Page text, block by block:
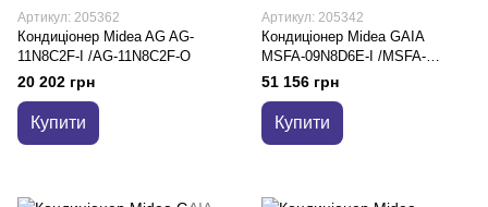
Артикул: 205362
Кондиціонер Midea AG AG-
11N8C2F-I /AG-11N8C2F-O
20 202 грн
Купити
Артикул: 205342
Кондиціонер Midea GAIA
MSFA-09N8D6E-I /MSFA-
09N8D6E-O
51 156 грн
Купити